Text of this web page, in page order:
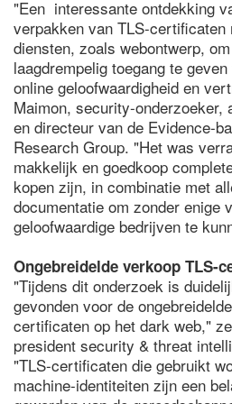
"Een interessante ontdekking
verpakken van TLS-certificaten
diensten, zoals webontwerp,
laagdrempelig toegang te
online geloofwaardigheid en
Maimon, security-onderzoeker,
en directeur van de Evidence-
Research Group. "Het was
makkelijk en goedkoop
kopen zijn, in combinatie met
documentatie om zonder enige
geloofwaardige bedrijven te
Ongebreidelde verkoop TLS-
"Tijdens dit onderzoek is
gevonden voor de
certificaten op het dark web,"
president security & threat
"TLS-certificaten die gebruikt
machine-identiteiten zijn een